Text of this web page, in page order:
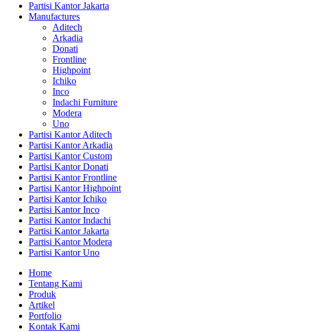
Partisi Kantor Jakarta
Manufactures
Aditech
Arkadia
Donati
Frontline
Highpoint
Ichiko
Inco
Indachi Furniture
Modera
Uno
Partisi Kantor Aditech
Partisi Kantor Arkadia
Partisi Kantor Custom
Partisi Kantor Donati
Partisi Kantor Frontline
Partisi Kantor Highpoint
Partisi Kantor Ichiko
Partisi Kantor Inco
Partisi Kantor Indachi
Partisi Kantor Jakarta
Partisi Kantor Modera
Partisi Kantor Uno
Home
Tentang Kami
Produk
Artikel
Portfolio
Kontak Kami